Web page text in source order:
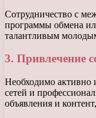
Сотрудничество с
программы обмена
талантливым
3. Привлечение
Необходимо активно
сетей и
объявления и